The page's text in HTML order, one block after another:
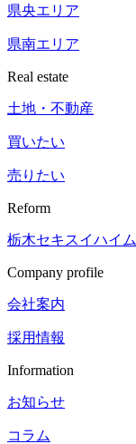
県央エリア
県南エリア
Real estate
土地・不動産
買いたい
売りたい
Reform
栃木セキスイハイ
Company profile
会社案内
採用情報
Information
お知らせ
コラム